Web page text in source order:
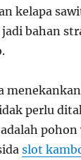
kelapa
bahan
perlu
slot